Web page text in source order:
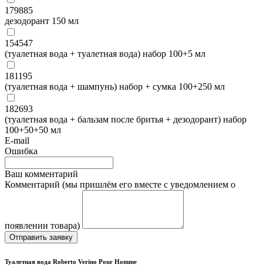
179885
дезодорант 150 мл
154547
(туалетная вода + туалетная вода) набор 100+5 мл
181195
(туалетная вода + шампунь) набор + сумка 100+250 мл
182693
(туалетная вода + бальзам после бритья + дезодорант) набор
100+50+50 мл
E-mail
Ошибка
Ваш комментарий
Комментарий (мы пришлём его вместе с уведомлением о
появлении товара)
Отправить заявку
Туалетная вода Roberto Verino Pour Homme